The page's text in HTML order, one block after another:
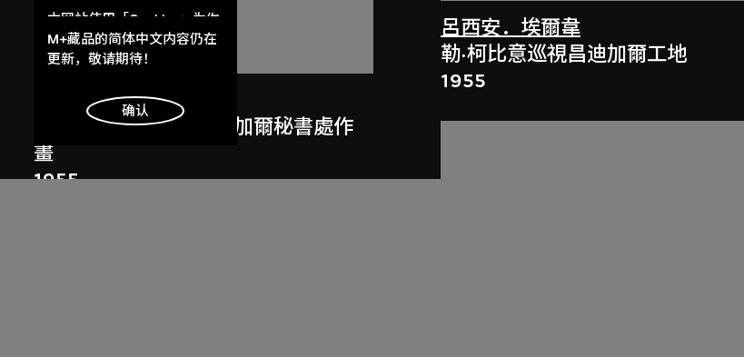
呂西安．埃爾韋
勒．柯比意於印度昌迪加爾秘書處作
畫
1955
呂西安．埃爾韋
勒·柯比意巡視昌迪加爾工地
1955
本网站使用「Cookies」为你
提供最好的网站体验。
了解更多
明白
M+藏品的简体中文内容仍在
更新，敬请期待！
确认